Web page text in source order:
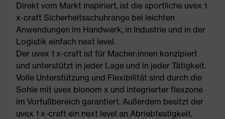
Direkt vom Markt inspiriert, ist die sportliche uvex 1
x-craft Sicherheitsschuhrange bei leichten
Anwendungen im Handwerk, in Industrie und in der
Logistik einfach next level.
Der uvex 1 x-craft ist für Macher:innen konzipiert
und unterstützt in jeder Lage und in jeder Tätigkeit.
Volle Unterstützung und Flexibilität sind durch die
Sohle mit uvex bionom x und integrierter flexzone
im Vorfußbereich garantiert. Außerdem besitzt der
uvex 1 x-craft ein next level an Abriebfestigkeit,